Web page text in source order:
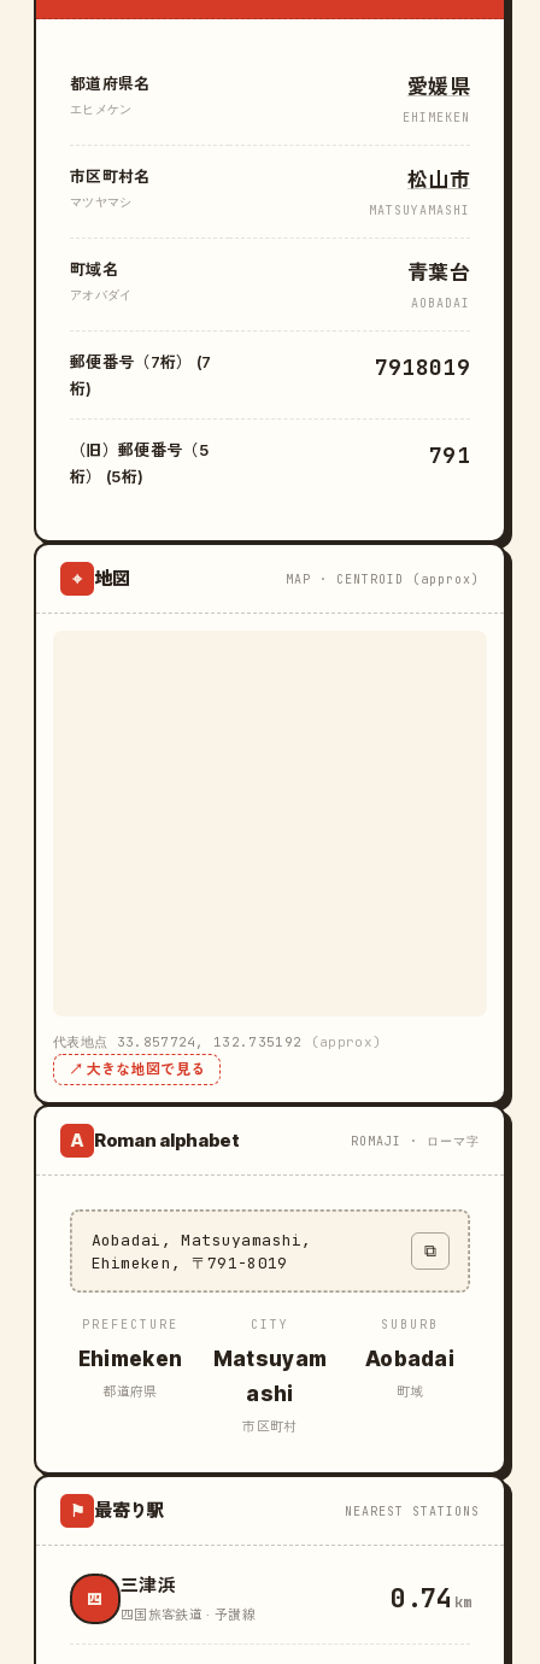
都道府県名
エヒメケン
愛媛県
EHIMEKEN
市区町村名
マツヤマシ
松山市
MATSUYAMASHI
町域名
アオバダイ
青葉台
AOBADAI
郵便番号（7桁） (7
桁)
7918019
（旧）郵便番号（5
桁） (5桁)
791
⌖ 地図 MAP · CENTROID (approx)
代表地点 33.857724, 132.735192 (approx)
↗ 大きな地図で見る
A Roman alphabet ROMAJI · ローマ字
Aobadai, Matsuyamashi,
Ehimeken, 〒791-8019
⧉
PREFECTURE
Ehimeken
都道府県
CITY
Matsuyam
ashi
市区町村
SUBURB
Aobadai
町域
⚑ 最寄り駅 NEAREST STATIONS
四
三津浜
四国旅客鉄道 · 予讃線 0.74 km